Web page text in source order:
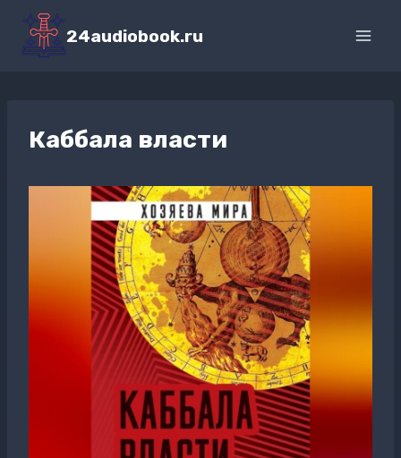
Перейти
содержимому
24audiobook.ru
Каббала власти